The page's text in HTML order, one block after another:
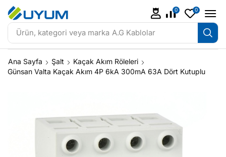
Ürün, kategori veya marka A.G Kablolar
0 0
Ana Sayfa Şalt
Kaçak Akım Röleleri
Günsan Valta Kaçak Akım 4P 6kA 300mA 63A Dört Kutuplu